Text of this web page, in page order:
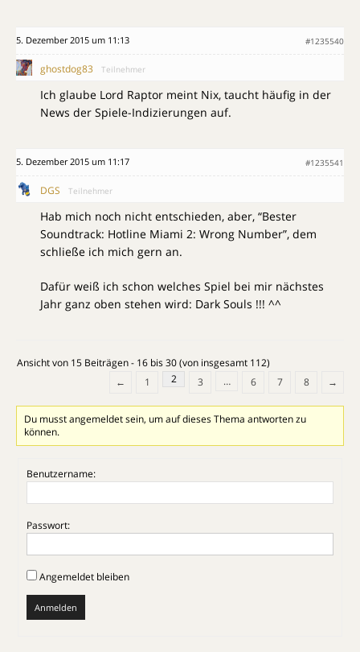
5. Dezember 2015 um 11:13 #1235540
ghostdog83 Teilnehmer
Ich glaube Lord Raptor meint Nix, taucht häufig in der
News der Spiele-Indizierungen auf.
5. Dezember 2015 um 11:17 #1235541
DGS Teilnehmer
Hab mich noch nicht entschieden, aber, “Bester
Soundtrack: Hotline Miami 2: Wrong Number”, dem
schließe ich mich gern an.
Dafür weiß ich schon welches Spiel bei mir nächstes
Jahr ganz oben stehen wird: Dark Souls !!! ^^
Ansicht von 15 Beiträgen - 16 bis 30 (von insgesamt 112)
←
1 2 3 … 6 7 8 →
Du musst angemeldet sein, um auf dieses Thema antworten zu
können.
Benutzername:
Passwort:
Angemeldet bleiben
Anmelden